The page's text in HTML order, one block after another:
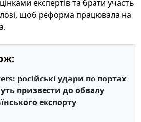
експертів та брати участь
щоб реформа працювала на
російські удари по портах
призвести до обвалу
експорту